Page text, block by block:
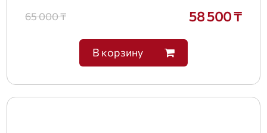
65 000 ₸ 58 500 ₸
В корзину